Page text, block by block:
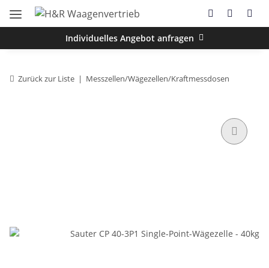
Individuelles Angebot anfragen
Zurück zur Liste Messzellen/Wägezellen/Kraftmessdosen